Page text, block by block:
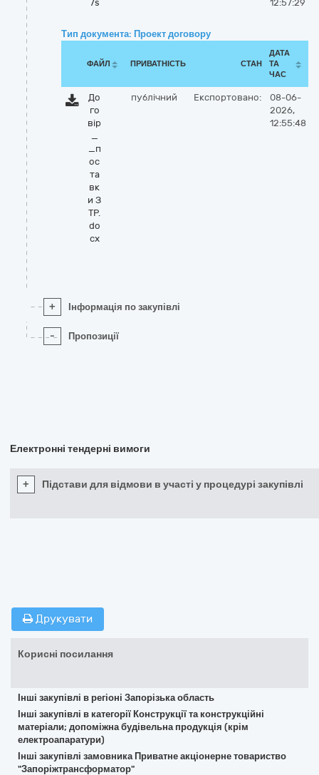
7s 12:57:29
Тип документа: Проект договору
ФАЙЛ ПРИВАТНІСТЬ СТАН
ДАТА
ТА
ЧАС
До
го
вір
_
_п
ос
та
вк
и З
ТР.
do
cx
публічний Експортовано:
08-06-
2026,
12:55:48
+ Інформація по закупівлі
- Пропозиції
Електронні тендерні вимоги
+ Підстави для відмови в участі у процедурі закупівлі
Друкувати
Корисні посилання
Інші закупівлі в регіоні Запорізька область
Інші закупівлі в категорії Конструкції та конструкційні
матеріали; допоміжна будівельна продукція (крім
електроапаратури)
Інші закупівлі замовника Приватне акціонерне товариство
"Запоріжтрансформатор"